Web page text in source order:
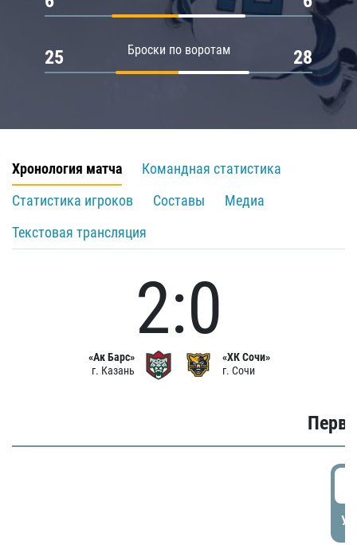
Броски по воротам
25 28
Хронология матча
Командная статистика
Статистика игроков
Составы
Медиа
Текстовая трансляция
«Ак Барс»
г. Казань
2:0
«ХК Сочи»
г. Сочи